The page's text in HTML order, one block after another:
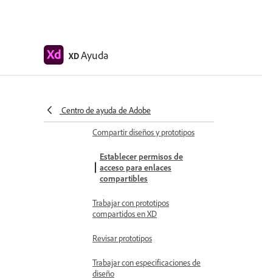
XDAyuda
Centro de ayuda de Adobe
Previsualizar diseños y prototipos
seleccionadas
Compartir diseños y prototipos
Establecer permisos de
acceso para enlaces
compartibles
Trabajar con prototipos
compartidos en XD
Revisar prototipos
Trabajar con especificaciones de
diseño